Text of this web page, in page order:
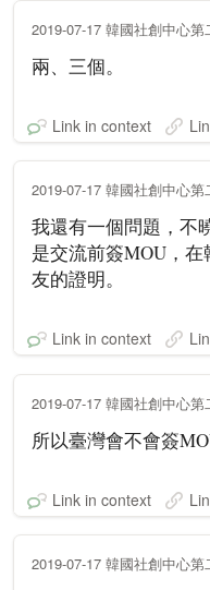
2019-07-17 韓國社創中心第
兩、三個。
Link in context
2019-07-17 韓國社創中心第
我還有一個問題，不
是交流前簽MOU，
友的證明。
Link in context
2019-07-17 韓國社創中心第
所以臺灣會不會簽
Link in context
2019-07-17 韓國社創中心第